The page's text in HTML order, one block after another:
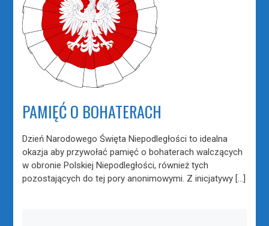
PAMIĘĆ O BOHATERACH
Dzień Narodowego Święta Niepodległości to idealna
okazja aby przywołać pamięć o bohaterach walczących
w obronie Polskiej Niepodległości, również tych
pozostających do tej pory anonimowymi. Z inicjatywy […]